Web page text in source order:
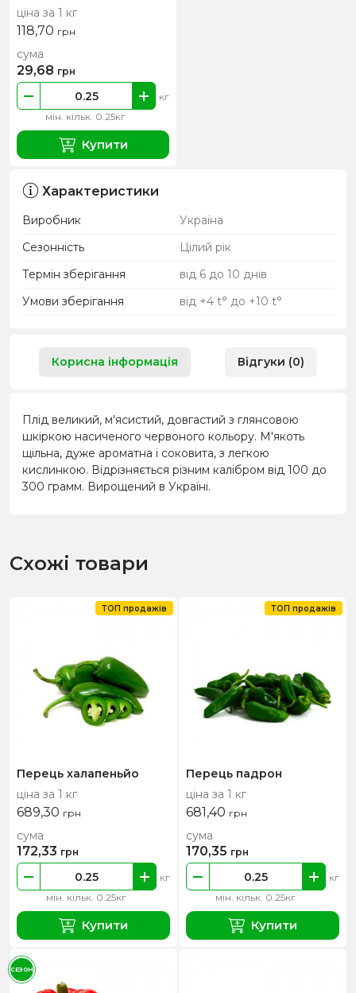
ціна за 1 кг
118,70 грн
мін. кільк. 0.25кг
кг
сума
29,68 грн
Купити
Характеристики
Виробник
Україна
Сезонність
Цілий рік
Термін зберігання
від 6 до 10 днів
Умови зберігання
від +4 t° до +10 t°
Корисна інформація Відгуки (0)
Плід великий, м'ясистий, довгастий з глянсовою
шкіркою насиченого червоного кольору. М'якоть
щільна, дуже ароматна і соковита, з легкою
кислинкою. Відрізняється різним калібром від 100 до
300 грамм. Вирощений в Україні.
Схожі товари
Перець халапеньйо
ціна за 1 кг
689,30 грн
мін. кільк. 0.25кг
кг
сума
172,33 грн
Купити
ТОП продажів
Перець падрон
ціна за 1 кг
681,40 грн
мін. кільк. 0.25кг
кг
сума
170,35 грн
Купити
ТОП продажів
СЕЗОН